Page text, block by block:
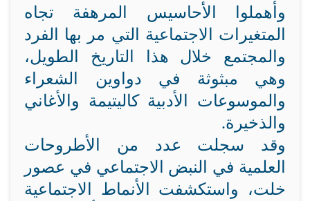
وأهملوا الأحاسيس المرهفة تجاه
المتغيرات الاجتماعية التي مر بها الفرد
والمجتمع خلال هذا التاريخ الطويل،
وهي مبثوثة في دواوين الشعراء
والموسوعات الأدبية كاليتيمة والأغاني
والذخيرة.
وقد سجلت عدد من الأطروحات
العلمية في النبض الاجتماعي في عصور
خلت، واستكشفت الأنماط الاجتماعية